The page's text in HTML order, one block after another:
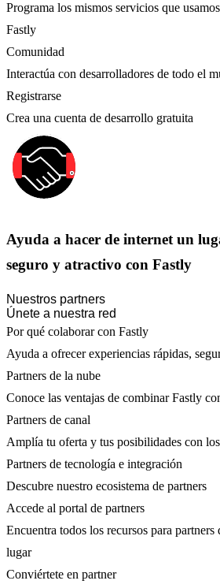
Programa los mismos servicios que
Fastly
Comunidad
Interactúa con desarrolladores de todo el
Registrarse
Crea una cuenta de desarrollo gratuita
Ayuda a hacer de internet un
seguro y atractivo con Fastly
Nuestros partners
Únete a nuestra red
Por qué colaborar con Fastly
Ayuda a ofrecer experiencias rápidas,
Partners de la nube
Conoce las ventajas de combinar Fastly
Partners de canal
Amplía tu oferta y tus posibilidades con
Partners de tecnología e integración
Descubre nuestro ecosistema de partners
Accede al portal de partners
Encuentra todos los recursos para
lugar
Conviértete en partner